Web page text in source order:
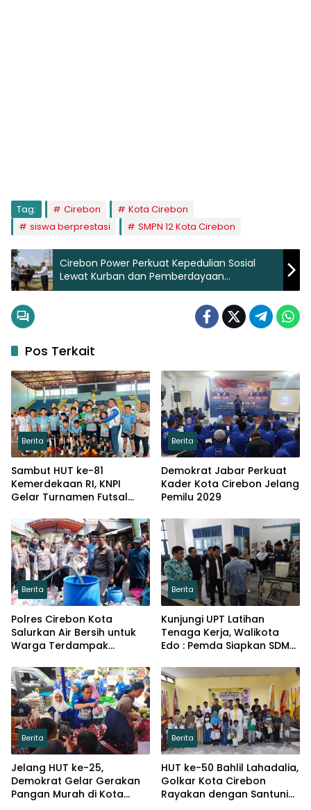
Tag: Cirebon
Kota Cirebon
siswa berprestasi
SMPN 12 Kota Cirebon
Cirebon Power Perkuat Kepedulian Sosial
Lewat Kurban dan Pemberdayaan
Masyarakat
Pos Terkait
Berita
Sambut HUT ke-81
Kemerdekaan RI, KNPI
Gelar Turnamen Futsal
Berita
Demokrat Jabar Perkuat
Kader Kota Cirebon Jelang
Pemilu 2029
Berita
Polres Cirebon Kota
Salurkan Air Bersih untuk
Warga Terdampak
Berita
Kunjungi UPT Latihan
Tenaga Kerja, Walikota
Edo : Pemda Siapkan SDM
Bersaing
Berita
Jelang HUT ke-25,
Demokrat Gelar Gerakan
Pangan Murah di Kota
Berita
HUT ke-50 Bahlil Lahadalia,
Golkar Kota Cirebon
Rayakan dengan Santuni